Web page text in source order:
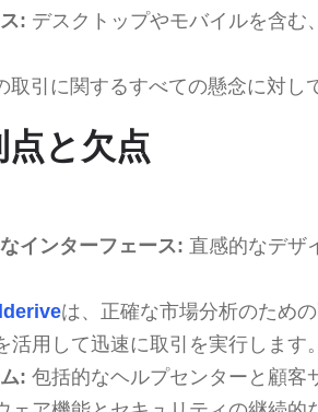
: デスクトップやモバイルを含む
取引に関するすべての懸念に対し
と欠点
インターフェース: 直感的なデザ
は、正確な市場分析のため
活用して迅速に取引を実行します。
: 包括的なヘルプセンターと顧客